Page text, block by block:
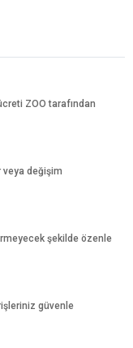
ZOO tarafından
değişim
şekilde özenle
güvenle